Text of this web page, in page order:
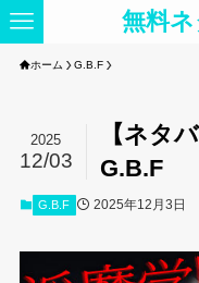
無料
ホーム G.B.F
【ネタ
G.B.F
2025
12/03
G.B.F 2025年12月3日